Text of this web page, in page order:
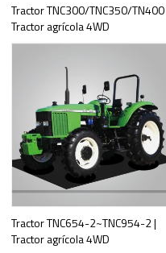
Tractor TNC300/TNC350/TN400
Tractor agrícola 4WD
Tractor TNC654-2~TNC954-2 |
Tractor agrícola 4WD